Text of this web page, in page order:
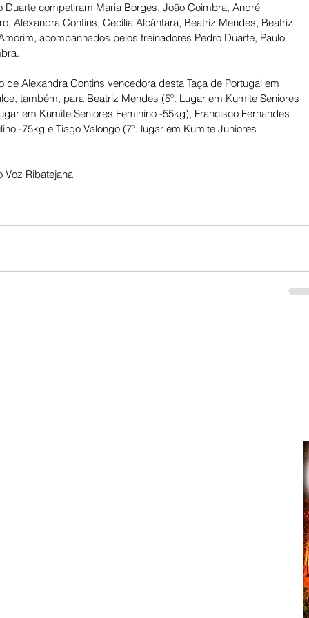
Duarte competiram Maria Borges, João Coimbra, André
Alexandra Contins, Cecília Alcântara, Beatriz Mendes, Beatriz
acompanhados pelos treinadores Pedro Duarte, Paulo
Alexandra Contins vencedora desta Taça de Portugal em
também, para Beatriz Mendes (5º. Lugar em Kumite Seniores
em Kumite Seniores Feminino -55kg), Francisco Fernandes
-75kg e Tiago Valongo (7º. lugar em Kumite Juniores
Voz Ribatejana